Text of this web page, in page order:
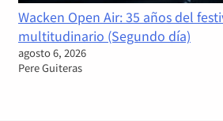
Wacken Open Air: 35 años del
multitudinario (Segundo día)
agosto 6, 2026
Pere Guiteras